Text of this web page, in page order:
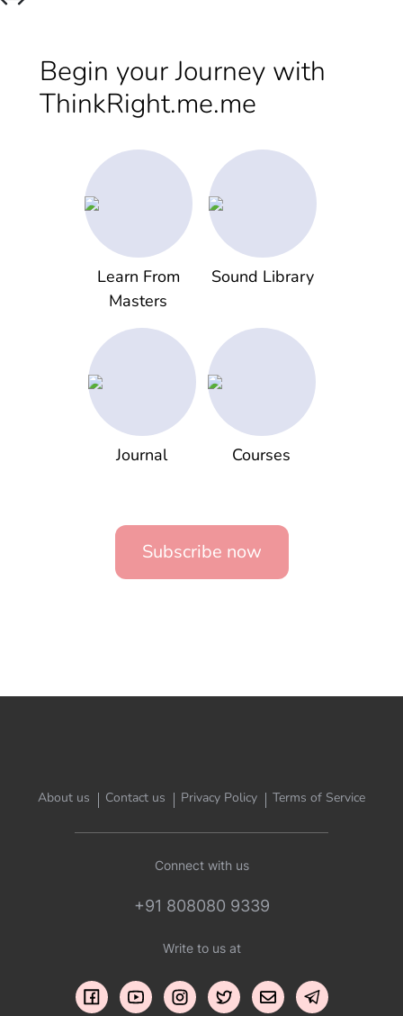
Begin your Journey with
ThinkRight.me.me
Learn From
Masters
Sound Library
Journal Courses
Subscribe now
About us Contact us Privacy Policy Terms of Service
Connect with us
+91 808080 9339
Write to us at